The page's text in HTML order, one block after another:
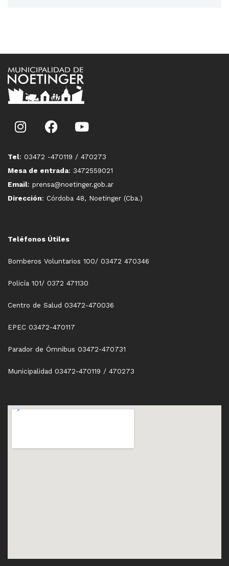
Tel: 03472 -470119 / 470273
Mesa de entrada: 3472559021
Email: prensa@noetinger.gob.ar
Dirección: Córdoba 48, Noetinger (Cba.)
Teléfonos Útiles
Bomberos Voluntarios 100/ 03472 470346
Policía 101/ 0372 471130
Centro de Salud 03472-470036
EPEC 03472-470117
Parador de Ómnibus 03472-470731
Municipalidad 03472-470119 / 470273